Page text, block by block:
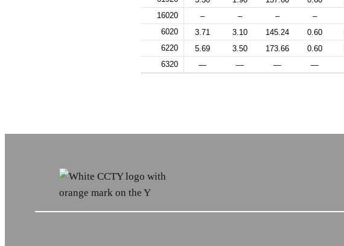
16020
– – – –
6020
3.71 3.10 145.24 0.60
6220
5.69 3.50 173.66 0.60
6320
— — — —